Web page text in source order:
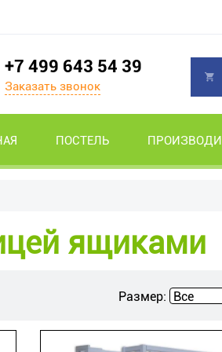
+7 499 643 54 39
Заказать звонок
ПОСТЕЛЬ
ящиками
Размер: